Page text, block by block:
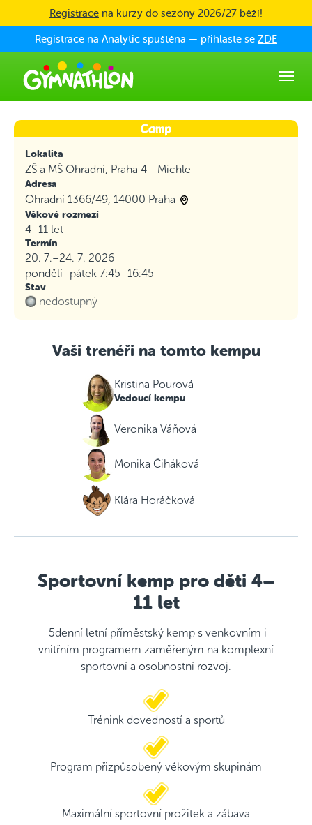
Skip to main content
Registrace na kurzy do sezóny 2026/27 běží!
Registrace na Analytic spuštěna — přihlaste se ZDE
Lokalita
ZŠ a MŠ Ohradní, Praha 4 - Michle
Adresa
Ohradní 1366/49, 14000 Praha
Věkové rozmezí
4–11 let
Termín
20. 7.–24. 7. 2026
pondělí–pátek 7:45–16:45
Stav
nedostupný
Vaši trenéři na tomto kempu
Kristina Pourová
Vedoucí kempu
Veronika Váňová
Monika Čiháková
Klára Horáčková
Sportovní kemp pro děti 4–
11 let
5denní letní příměstský kemp s venkovním i
vnitřním programem zaměřeným na komplexní
sportovní a osobnostní rozvoj.
Trénink dovedností a sportů
Program přizpůsobený věkovým skupinám
Maximální sportovní prožitek a zábava